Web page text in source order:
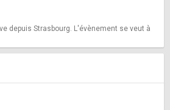
depuis Strasbourg. L'évènement se veut à